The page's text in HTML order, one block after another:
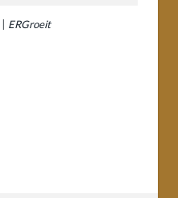
ERGroeit